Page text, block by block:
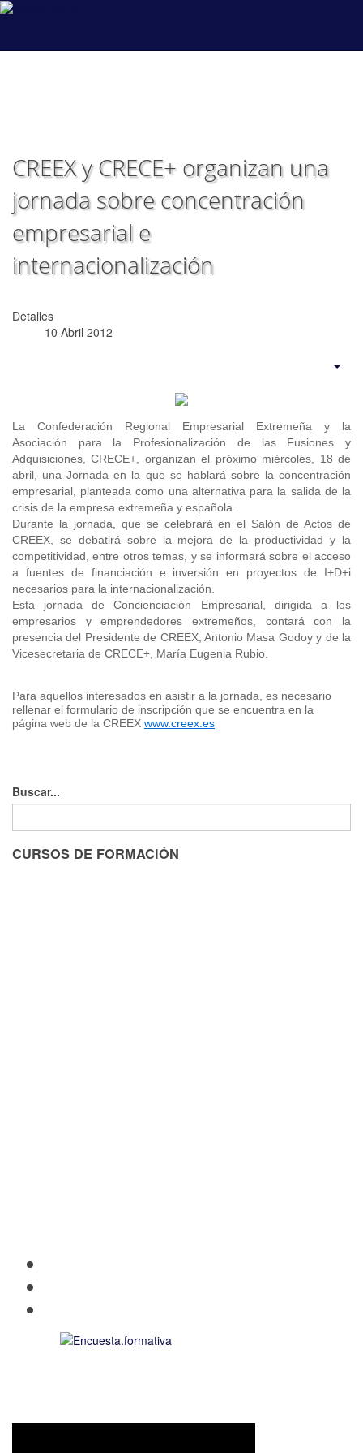
CREEX y CRECE+ organizan una
jornada sobre concentración
empresarial e
internacionalización
Detalles
10 Abril 2012
La Confederación Regional Empresarial Extremeña y la
Asociación para la Profesionalización de las Fusiones y
Adquisiciones, CRECE+, organizan el próximo miércoles, 18 de
abril, una Jornada en la que se hablará sobre la concentración
empresarial, planteada como una alternativa para la salida de la
crisis de la empresa extremeña y española.
Durante la jornada, que se celebrará en el Salón de Actos de
CREEX, se debatirá sobre la mejora de la productividad y la
competitividad, entre otros temas, y se informará sobre el acceso
a fuentes de financiación e inversión en proyectos de I+D+i
necesarios para la internacionalización.
Esta jornada de Concienciación Empresarial, dirigida a los
empresarios y emprendedores extremeños, contará con la
presencia del Presidente de CREEX, Antonio Masa Godoy y de la
Vicesecretaria de CRECE+, María Eugenia Rubio.
Para aquellos interesados en asistir a la jornada, es necesario
rellenar el formulario de inscripción que se encuentra en la
página web de la CREEX www.creex.es
Buscar...
CURSOS DE FORMACIÓN